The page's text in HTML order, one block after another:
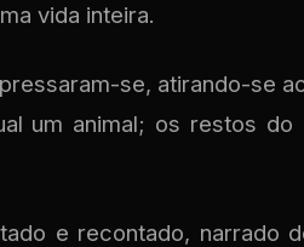
vida inteira.
se, atirando-se
um animal; os restos do
e recontado, narrado